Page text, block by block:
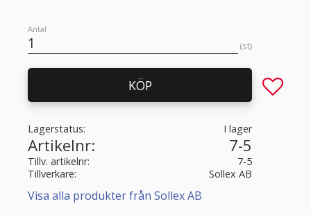
Antal
st
KÖP Lägg till
Lagerstatus I lager
Artikelnr 7-5
Tillv. artikelnr
7-5
Tillverkare
Sollex AB
Visa alla produkter från Sollex AB